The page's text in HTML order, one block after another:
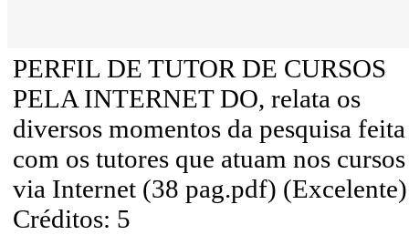
PERFIL DE TUTOR DE CURSOS
PELA INTERNET DO, relata os
diversos momentos da pesquisa feita
com os tutores que atuam nos cursos
via Internet (38 pag.pdf) (Excelente)
Créditos: 5